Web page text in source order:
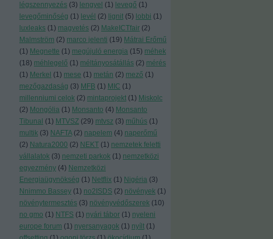
légszennyezés (3) lengyel (1) levegő (1)
levegőminőség (1) levél (2) lignit (5) lobbi (1)
luxleaks (1) magvetés (2) MakeICTfair (2)
Malmström (2) marco jelenti (19) Mátrai Erőmű
(1) Megnette (1) megújuló energia (15) méhek
(18) méhlegelő (1) méltányosátállás (2) mérés
(1) Merkel (1) mese (1) metán (2) mező (1)
mezőgazdaság (3) MFB (1) MIC (1)
millenniumi celok (2) mintaprojekt (1) Miskolc
(2) Mongólia (1) Monsanto (4) Monsanto
Tibunal (1) MTVSZ (29) mtvsz (3) műhús (1)
multik (3) NAFTA (2) napelem (4) naperőmű
(2) Natura2000 (2) NEKT (1) nemzetek feletti
vállalatok (3) nemzeti parkok (1) nemzetközi
egyezmény (4) Nemzetközi
Energiaügynökség (1) Netflix (1) Nigéria (3)
Nnimmo Bassey (1) no2ISDS (2) növények (1)
növénytermesztés (3) növényvédőszerek (10)
no gmo (1) NTFS (1) nyári tábor (1) nyeleni
europe forum (1) nyersanyagok (1) nyílt (1)